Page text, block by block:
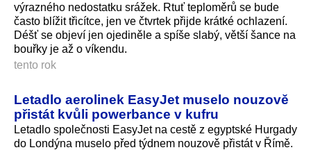
výrazného nedostatku srážek. Rtuť teploměrů se bude
často blížit třicítce, jen ve čtvrtek přijde krátké ochlazení.
Déšť se objeví jen ojediněle a spíše slabý, větší šance na
bouřky je až o víkendu.
tento rok
Letadlo aerolinek EasyJet muselo nouzově
přistát kvůli powerbance v kufru
Letadlo společnosti EasyJet na cestě z egyptské Hurgady
do Londýna muselo před týdnem nouzově přistát v Římě.